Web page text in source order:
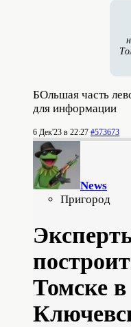
БОльшая часть
для информации
6 Дек'23 в 22:27 #573673
News
Пригород
Томске